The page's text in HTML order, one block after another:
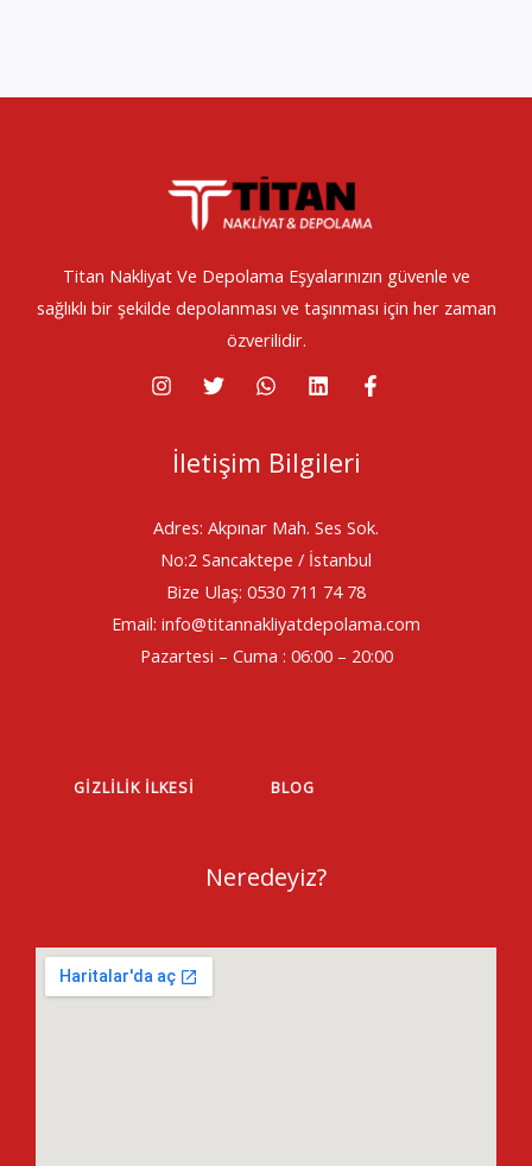
Titan Nakliyat Ve Depolama Eşyalarınızın güvenle ve
sağlıklı bir şekilde depolanması ve taşınması için her zaman
özverilidir.
İletişim Bilgileri
Adres: Akpınar Mah. Ses Sok.
No:2 Sancaktepe / İstanbul
Bize Ulaş: 0530 711 74 78
Email: info@titannakliyatdepolama.com
Pazartesi – Cuma : 06:00 – 20:00
GIZLILIK İLKESI BLOG
Neredeyiz?